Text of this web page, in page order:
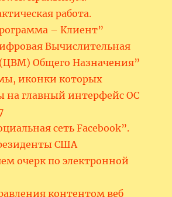
работа.
– Клиент”
Вычислительная
Общего Назначения”
иконки которых
на главный интерфейс ОС
сеть Facebook”.
США
очерк по электронной
контентом веб